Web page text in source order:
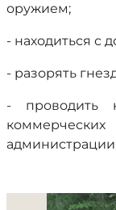
оружием;
- находиться
- разорять
- проводить